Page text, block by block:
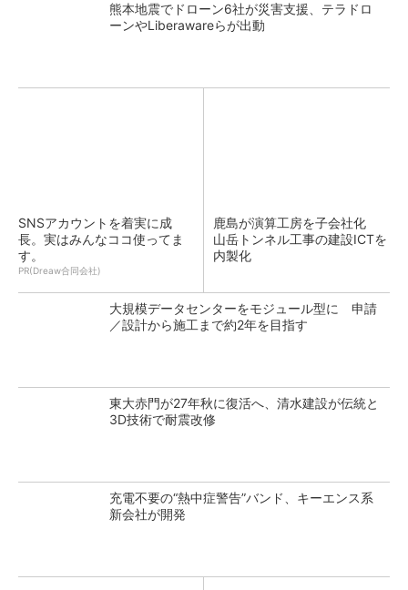
熊本地震でドローン6社が災害支援、テラドロ
ーンやLiberawareらが出動
SNSアカウントを着実に成
長。実はみんなココ使ってま
す。
PR(Dreaw合同会社)
鹿島が演算工房を子会社化
山岳トンネル工事の建設ICTを
内製化
大規模データセンターをモジュール型に 申請
／設計から施工まで約2年を目指す
東大赤門が27年秋に復活へ、清水建設が伝統と
3D技術で耐震改修
充電不要の“熱中症警告”バンド、キーエンス系
新会社が開発